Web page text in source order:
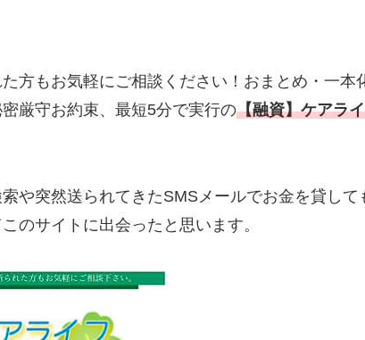
方もお気軽にご相談ください！おまとめ・一本
厳守お約束、最短5分で実行の【融資】ケアラ
や突然送られてきたSMSメールでお金を貸し
のサイトに出会ったと思います。